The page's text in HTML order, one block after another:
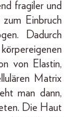
fragiler und
Einbruch
Dadurch
von Elastin,
Matrix
man dann,
Die Haut